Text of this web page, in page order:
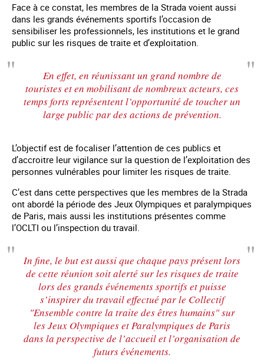
Face à ce constat, les membres de la Strada voient aussi
dans les grands événements sportifs l’occasion de
sensibiliser les professionnels, les institutions et le grand
public sur les risques de traite et d’exploitation.
En effet, en réunissant un grand nombre de
touristes et en mobilisant de nombreux acteurs, ces
temps forts représentent l’opportunité de toucher un
large public par des actions de prévention.
L’objectif est de focaliser l’attention de ces publics et
d’accroitre leur vigilance sur la question de l’exploitation des
personnes vulnérables pour limiter les risques de traite.
C’est dans cette perspectives que les membres de la Strada
ont abordé la période des Jeux Olympiques et paralympiques
de Paris, mais aussi les institutions présentes comme
l’OCLTI ou l’inspection du travail.
In fine, le but est aussi que chaque pays présent lors
de cette réunion soit alerté sur les risques de traite
lors des grands événements sportifs et puisse
s’inspirer du travail effectué par le Collectif
"Ensemble contre la traite des êtres humains" sur
les Jeux Olympiques et Paralympiques de Paris
dans la perspective de l’accueil et l’organisation de
futurs événements.